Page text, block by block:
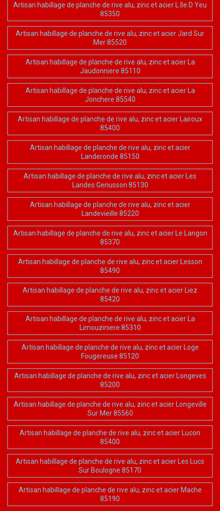
Artisan habillage de planche de rive alu, zinc et acier L Ile D Yeu
85350
Artisan habillage de planche de rive alu, zinc et acier Jard Sur
Mer 85520
Artisan habillage de planche de rive alu, zinc et acier La
Jaudonniere 85110
Artisan habillage de planche de rive alu, zinc et acier La
Jonchere 85540
Artisan habillage de planche de rive alu, zinc et acier Lairoux
85400
Artisan habillage de planche de rive alu, zinc et acier
Landeronde 85150
Artisan habillage de planche de rive alu, zinc et acier Les
Landes Genusson 85130
Artisan habillage de planche de rive alu, zinc et acier
Landevieille 85220
Artisan habillage de planche de rive alu, zinc et acier Le Langon
85370
Artisan habillage de planche de rive alu, zinc et acier Lesson
85490
Artisan habillage de planche de rive alu, zinc et acier Liez
85420
Artisan habillage de planche de rive alu, zinc et acier La
Limouziniere 85310
Artisan habillage de planche de rive alu, zinc et acier Loge
Fougereuse 85120
Artisan habillage de planche de rive alu, zinc et acier Longeves
85200
Artisan habillage de planche de rive alu, zinc et acier Longeville
Sur Mer 85560
Artisan habillage de planche de rive alu, zinc et acier Lucon
85400
Artisan habillage de planche de rive alu, zinc et acier Les Lucs
Sur Boulogne 85170
Artisan habillage de planche de rive alu, zinc et acier Mache
85190